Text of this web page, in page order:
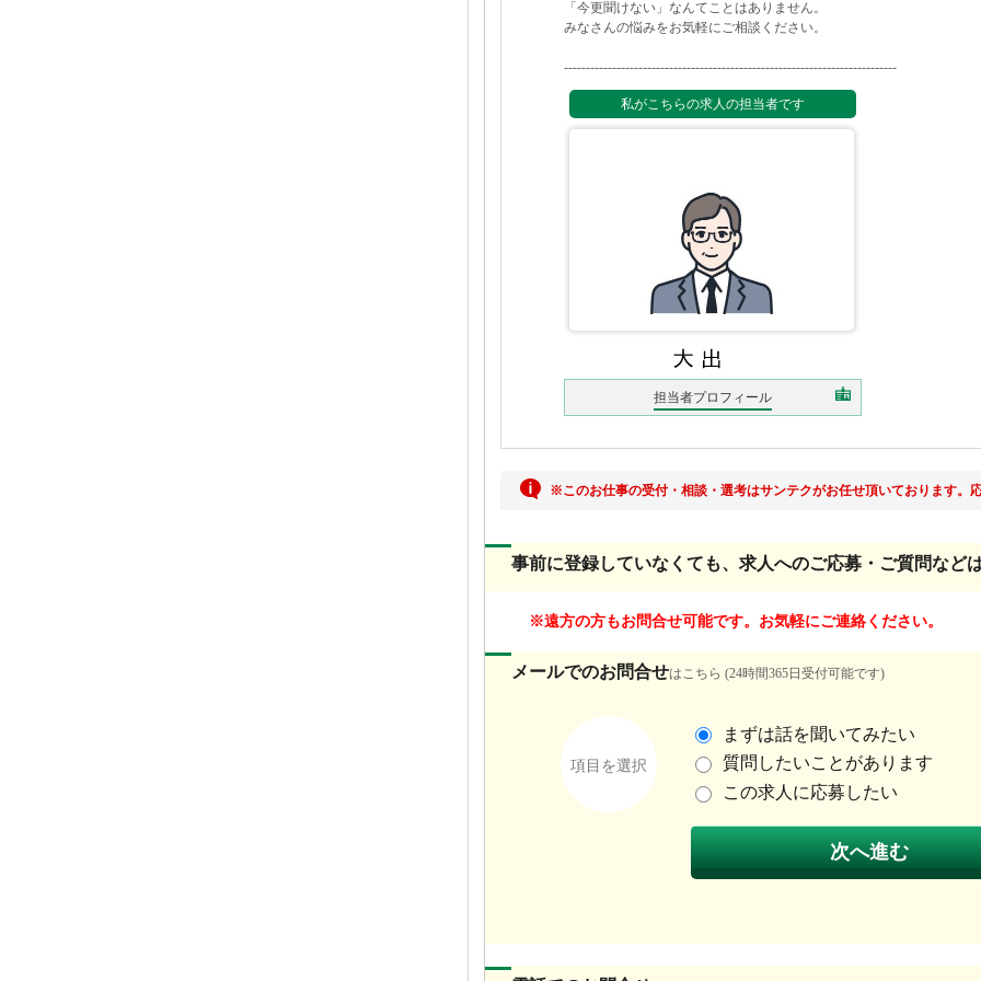
「今更聞けない」なんてことはありません。
みなさんの悩みをお気軽にご相談ください。
----------------------------------------------------------------------------
私がこちらの求人の担当者です
担当者プロフィール
※このお仕事の受付・相談・選考はサンテクがお任せ頂いております。
事前に登録していなくても、求人へのご応募・ご質問など
遠方の方もお問合せ可能です。お気軽にご連絡ください。
メールでのお問合せはこちら (24時間365日受付可能です)
項目を選択
まずは話を聞いてみたい
質問したいことがあります
この求人に応募したい